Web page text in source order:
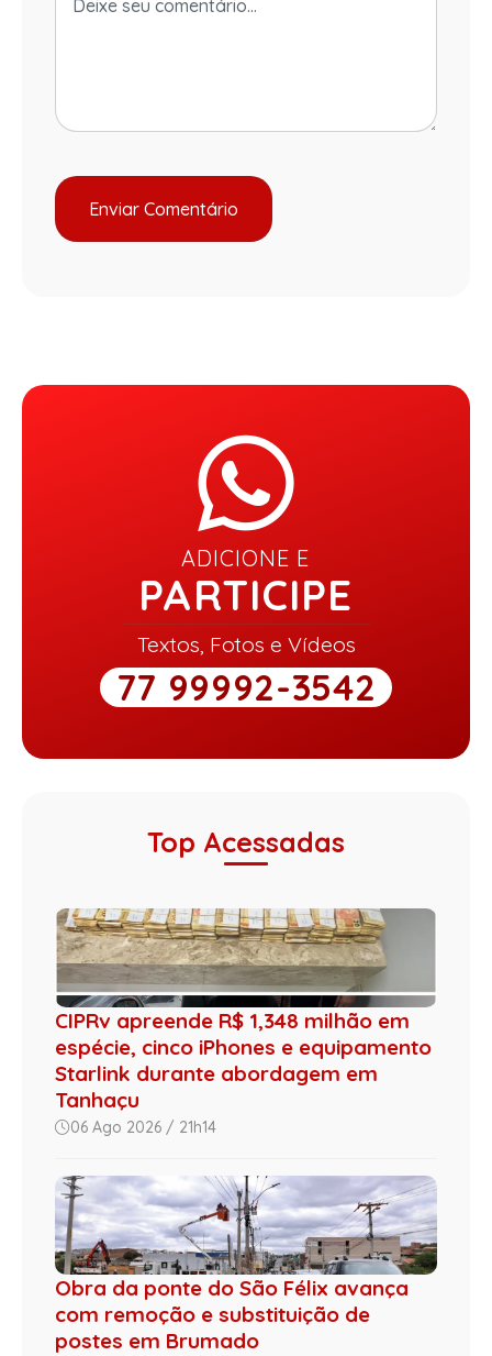
ADICIONE E
PARTICIPE
Textos, Fotos e Vídeos
77 99992-3542
Top Acessadas
CIPRv apreende R$ 1,348 milhão em
espécie, cinco iPhones e equipamento
Starlink durante abordagem em
Tanhaçu
06 Ago 2026 / 21h14
Obra da ponte do São Félix avança
com remoção e substituição de
postes em Brumado